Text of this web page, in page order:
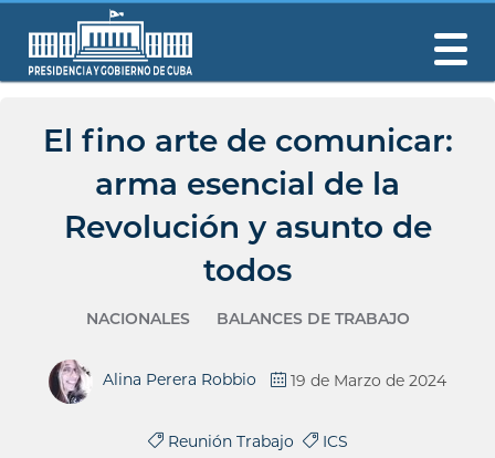
El fino arte de comunicar:
arma esencial de la
Revolución y asunto de
todos
NACIONALES BALANCES DE TRABAJO
Alina Perera Robbio 19 de Marzo de 2024
Reunión Trabajo ICS